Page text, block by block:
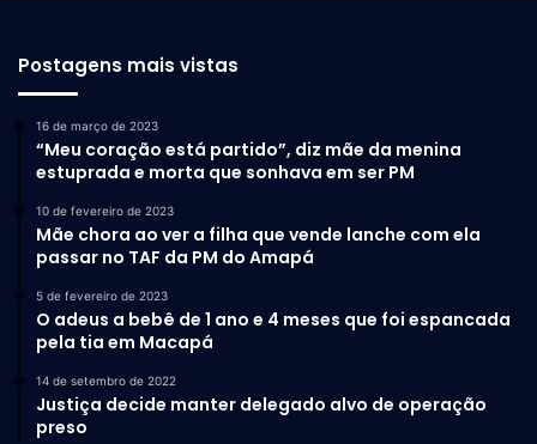
Postagens mais vistas
16 de março de 2023
“Meu coração está partido”, diz mãe da menina
estuprada e morta que sonhava em ser PM
10 de fevereiro de 2023
Mãe chora ao ver a filha que vende lanche com ela
passar no TAF da PM do Amapá
5 de fevereiro de 2023
O adeus a bebê de 1 ano e 4 meses que foi espancada
pela tia em Macapá
14 de setembro de 2022
Justiça decide manter delegado alvo de operação
preso